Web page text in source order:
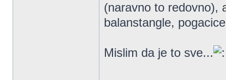
(naravno to redovno),
balanstangle,
Mislim da je to sve...